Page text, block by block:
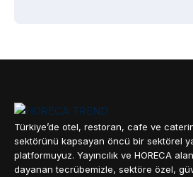
Türkiye’de otel, restoran, cafe ve
sektörünü kapsayan öncü bir sektörel
platformuyuz. Yayıncılık ve HORECA
dayanan tecrübemizle, sektöre özel,